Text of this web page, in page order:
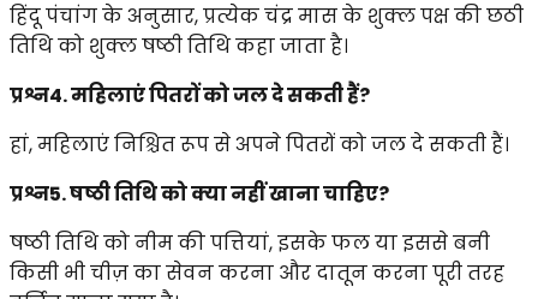
हिंदू पंचांग के अनुसार, प्रत्येक चंद्र मास के शुक्ल पक्ष की छठी
तिथि को शुक्ल षष्ठी तिथि कहा जाता है।
प्रश्न4. महिलाएं पितरों को जल दे सकती हैं?
हां, महिलाएं निश्चित रूप से अपने पितरों को जल दे सकती हैं।
प्रश्न5. षष्ठी तिथि को क्या नहीं खाना चाहिए?
षष्ठी तिथि को नीम की पत्तियां, इसके फल या इससे बनी
किसी भी चीज़ का सेवन करना और दातून करना पूरी तरह